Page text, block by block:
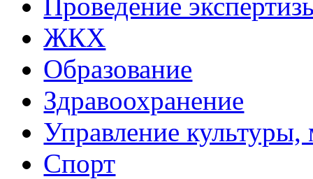
ЖКХ
Образование
Здравоохранение
Управление
Спорт